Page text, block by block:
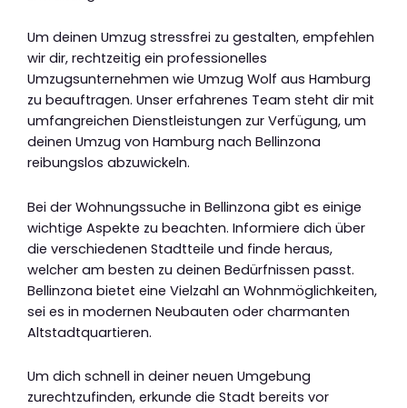
Um deinen Umzug stressfrei zu gestalten, empfehlen
wir dir, rechtzeitig ein professionelles
Umzugsunternehmen wie Umzug Wolf aus Hamburg
zu beauftragen. Unser erfahrenes Team steht dir mit
umfangreichen Dienstleistungen zur Verfügung, um
deinen Umzug von Hamburg nach Bellinzona
reibungslos abzuwickeln.
Bei der Wohnungssuche in Bellinzona gibt es einige
wichtige Aspekte zu beachten. Informiere dich über
die verschiedenen Stadtteile und finde heraus,
welcher am besten zu deinen Bedürfnissen passt.
Bellinzona bietet eine Vielzahl an Wohnmöglichkeiten,
sei es in modernen Neubauten oder charmanten
Altstadtquartieren.
Um dich schnell in deiner neuen Umgebung
zurechtzufinden, erkunde die Stadt bereits vor